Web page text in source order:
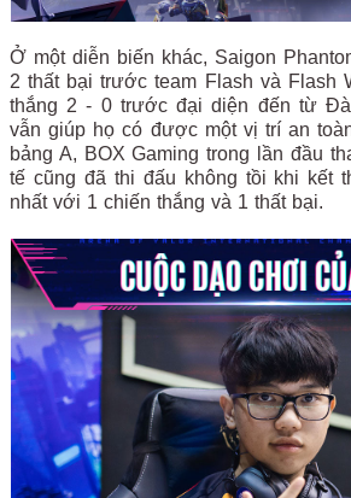
Ở một diễn biến khác, Saigon
2 thất bại trước team Flash và Flash
thắng 2 - 0 trước đại diện đến từ
vẫn giúp họ có được một vị trí an
bảng A, BOX Gaming trong lần đầu
tế cũng đã thi đấu không tồi khi kết
nhất với 1 chiến thắng và 1 thất bại.